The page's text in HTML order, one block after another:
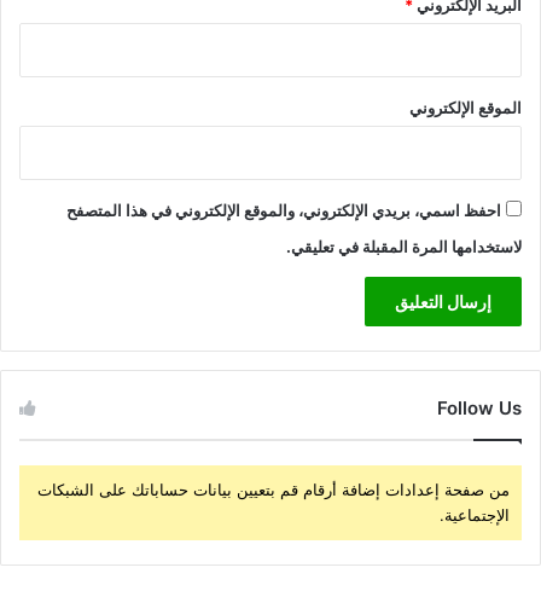
البريد الإلكتروني*
الموقع الإلكتروني
احفظ اسمي، بريدي الإلكتروني، والموقع الإلكتروني في هذا المتصفح
لاستخدامها المرة المقبلة في تعليقي.
Follow Us
من صفحة إعدادات إضافة أرقام قم بتعيين بيانات حساباتك على الشبكات
الإجتماعية.